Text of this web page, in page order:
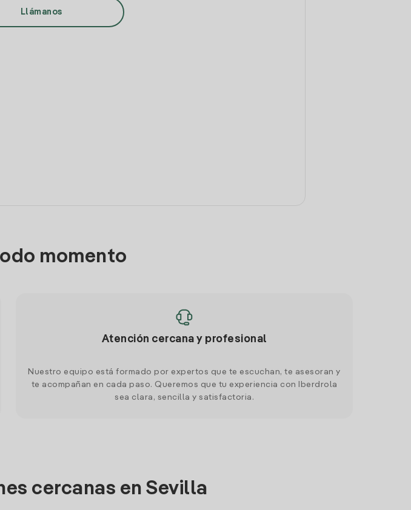
Llámanos
momento
Atención cercana y profesional
Nuestro equipo está formado por expertos que te escuchan, te asesoran y
te acompañan en cada paso. Queremos que tu experiencia con Iberdrola
sea clara, sencilla y satisfactoria.
cercanas en Sevilla